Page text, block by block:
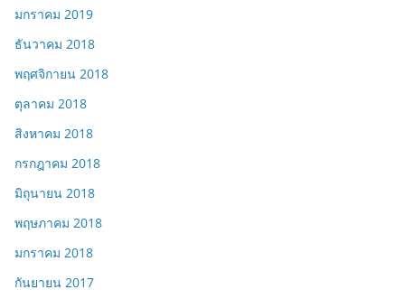
มกราคม 2019
ธันวาคม 2018
พฤศจิกายน 2018
ตุลาคม 2018
สิงหาคม 2018
กรกฎาคม 2018
มิถุนายน 2018
พฤษภาคม 2018
มกราคม 2018
กันยายน 2017